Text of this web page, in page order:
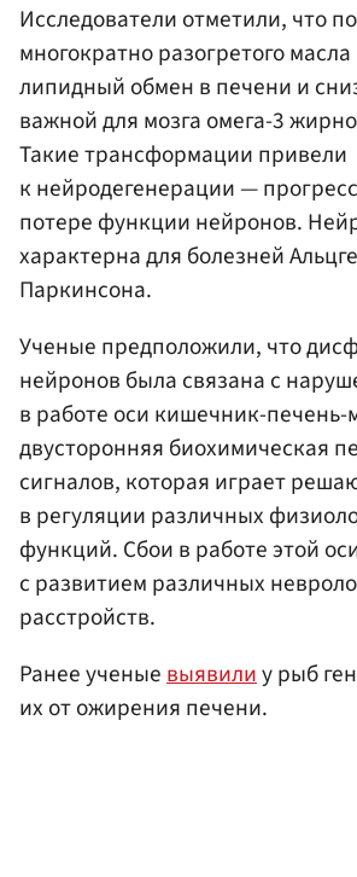
Исследователи отметили, что
многократно разогретого
липидный обмен в печени и
важной для мозга омега-3
Такие трансформации привели
к нейродегенерации —
потере функции нейронов.
характерна для болезней
Паркинсона.
Ученые предположили, что
нейронов была связана с
в работе оси кишечник-печень-
двусторонняя биохимическая
сигналов, которая играет
в регуляции различных
функций. Сбои в работе этой
с развитием различных
расстройств.
Ранее ученыевыявилиу рыб
их от ожирения печени.